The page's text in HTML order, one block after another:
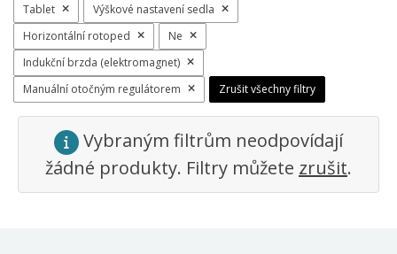
Tablet
Výškové nastavení sedla
Horizontální rotoped
Ne
Indukční brzda (elektromagnet)
Manuální otočným regulátorem
Zrušit všechny filtry
Vybraným filtrům neodpovídají
žádné produkty. Filtry můžete zrušit.